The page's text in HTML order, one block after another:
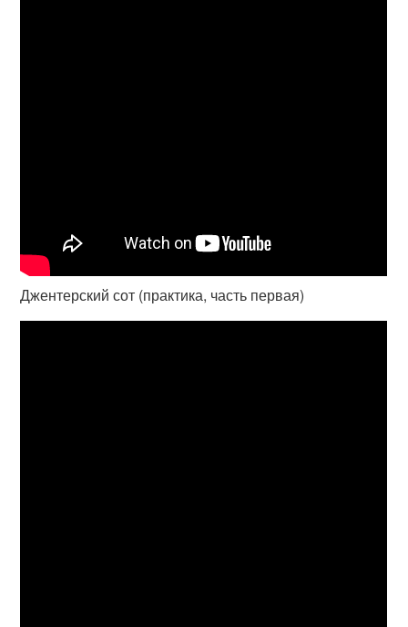
Джентерский сот (практика, часть первая)